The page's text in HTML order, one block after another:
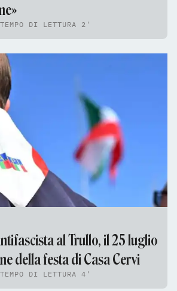
DI LETTURA 2'
al Trullo, il 25 luglio
della festa di Casa Cervi
DI LETTURA 4'